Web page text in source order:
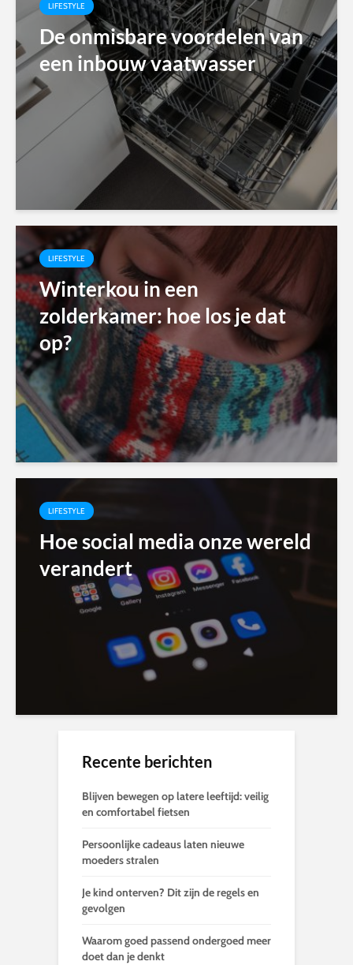
LIFESTYLE
De onmisbare voordelen van
een inbouw vaatwasser
LIFESTYLE
Winterkou in een
zolderkamer: hoe los je dat
op?
LIFESTYLE
Hoe social media onze wereld
verandert
Recente berichten
Blijven bewegen op latere leeftijd: veilig
en comfortabel fietsen
Persoonlijke cadeaus laten nieuwe
moeders stralen
Je kind onterven? Dit zijn de regels en
gevolgen
Waarom goed passend ondergoed meer
doet dan je denkt